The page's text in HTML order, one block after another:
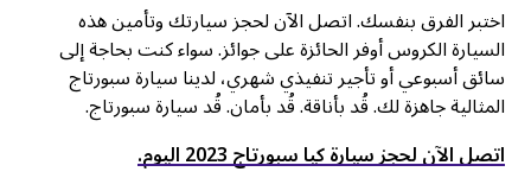
اختبر الفرق بنفسك. اتصل الآن لحجز سيارتك وتأمين هذه
السيارة الكروس أوفر الحائزة على جوائز. سواء كنت بحاجة إلى
سائق أسبوعي أو تأجير تنفيذي شهري، لدينا سيارة سبورتاج
المثالية جاهزة لك. قُد بأناقة. قُد بأمان. قُد سيارة سبورتاج.
اتصل الآن لحجز سيارة كيا سبورتاج 2023 اليوم.